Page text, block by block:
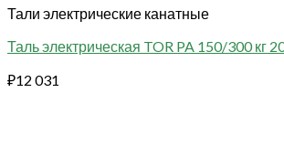
Тали электрические канатные
Таль электрическая TOR PA 150/300 кг
₽12 031